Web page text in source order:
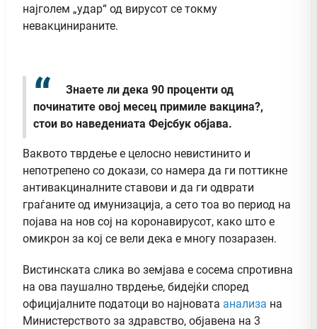
најголем „удар“ од вирусот се токму
невакцинираните.
Знаете ли дека 90 проценти од
починатите овој месец примиле вакцина?,
стои во наведениата Фејсбук објава.
Ваквото тврдење е целосно невистинито и
непотрепено со докази, со намера да ги поттикне
антивакциналните ставови и да ги одврати
граѓаните од имунизација, а сето тоа во период на
појава на нов сој на коронавирусот, како што е
омикрон за кој се вели дека е многу позаразен.
Вистинската слика во земјава е сосема спротивна
на ова паушално тврдење, бидејќи според
официјалните податоци во најновата анализа на
Министерството за здравство, објавена на 3